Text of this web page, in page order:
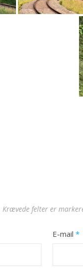
Krævede felter er
E-mail*